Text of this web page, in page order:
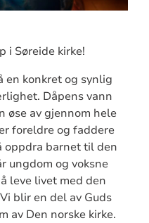
i Søreide kirke!
en konkret og synlig
Dåpens vann
øse av gjennom hele
foreldre og faddere
oppdra barnet til den
ungdom og voksne
leve livet med den
blir en del av Guds
av Den norske kirke.